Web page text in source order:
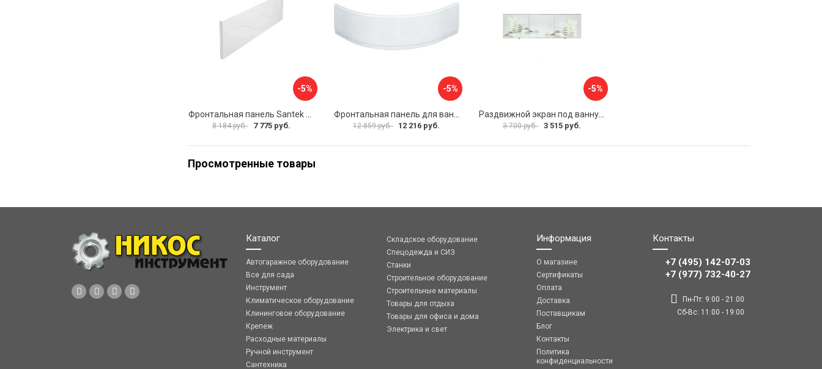
-5%
8 184 руб. 7 775 руб.
-5%
12 859 руб. 12 216 руб.
-5%
3 700 руб. 3 515 руб.
Просмотренные товары
Каталог
Автогаражное оборудование
Все для сада
Инструмент
Климатическое оборудование
Клининговое оборудование
Крепеж
Расходные материалы
Ручной инструмент
Сантехника
Складское оборудование
Спецодежда и СИЗ
Станки
Строительное оборудование
Строительные материалы
Товары для отдыха
Товары для офиса и дома
Электрика и свет
Информация
О магазине
Сертификаты
Оплата
Доставка
Поставщикам
Блог
Контакты
Политика
конфиденциальности
Контакты
+7 (495) 142-07-03
‎‎+7 (977) 732-40-27
Пн-Пт: 9:00 - 21:00
Сб-Вс: 11:00 - 19:00